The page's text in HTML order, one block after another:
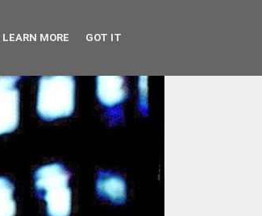
LEARN MORE GOT IT